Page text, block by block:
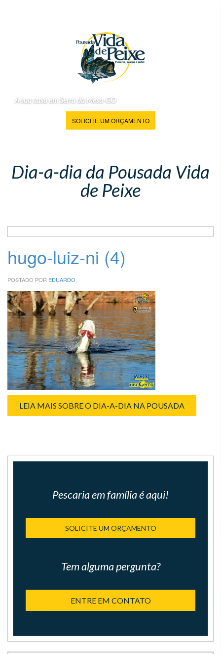
A sua casa em Serra da Mesa-GO
SOLICITE UM ORÇAMENTO
Dia-a-dia da Pousada Vida
de Peixe
hugo-luiz-ni (4)
POSTADO POR EDUARDO,
LEIA MAIS SOBRE O DIA-A-DIA NA POUSADA
Pescaria em família é aqui!
SOLICITE UM ORÇAMENTO
Tem alguma pergunta?
ENTRE EM CONTATO